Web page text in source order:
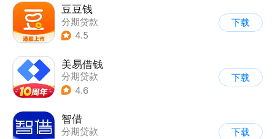
豆豆钱
分期贷款
4.5
下载
美易借钱
分期贷款
4.6
下载
智借
分期贷款
下载